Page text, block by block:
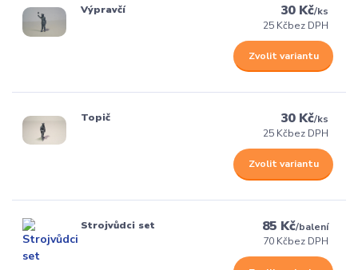
Výpravčí 30 Kč/ks
25 Kčbez DPH
Zvolit variantu
Topič 30 Kč/ks
25 Kčbez DPH
Zvolit variantu
Strojvůdci set 85 Kč/balení
70 Kčbez DPH